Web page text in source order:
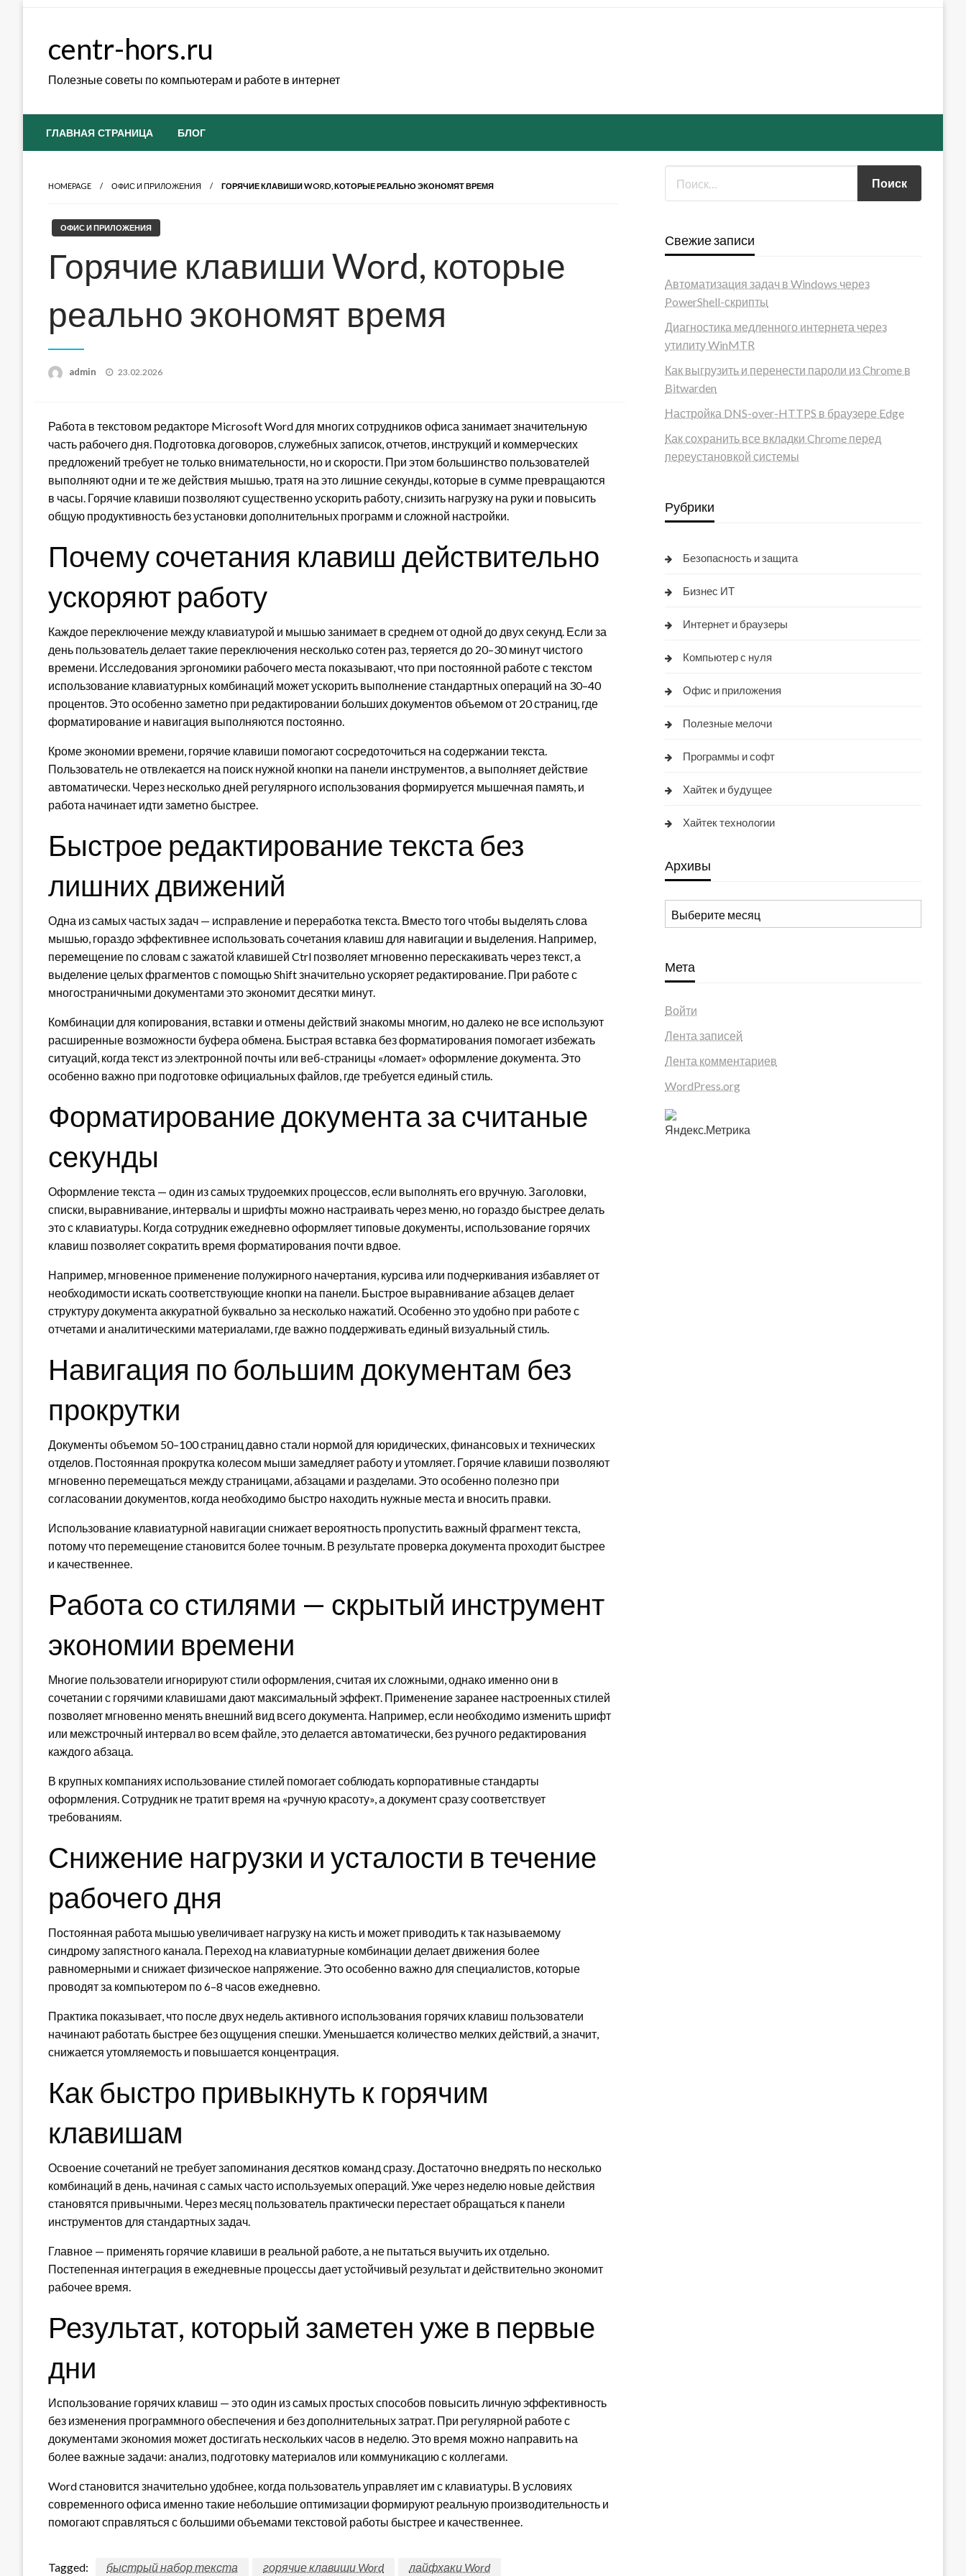
centr-hors.ru
Полезные советы по компьютерам и работе в интернет
ГЛАВНАЯ СТРАНИЦА БЛОГ
HOMEPAGE ОФИС И ПРИЛОЖЕНИЯ ГОРЯЧИЕ КЛАВИШИ WORD, КОТОРЫЕ РЕАЛЬНО ЭКОНОМЯТ ВРЕМЯ
ОФИС И ПРИЛОЖЕНИЯ
Горячие клавиши Word, которые
реально экономят время
admin
Posted
23.02.2026
Работа в текстовом редакторе Microsoft Word для многих сотрудников офиса занимает значительную
часть рабочего дня. Подготовка договоров, служебных записок, отчетов, инструкций и коммерческих
предложений требует не только внимательности, но и скорости. При этом большинство пользователей
выполняют одни и те же действия мышью, тратя на это лишние секунды, которые в сумме превращаются
в часы. Горячие клавиши позволяют существенно ускорить работу, снизить нагрузку на руки и повысить
общую продуктивность без установки дополнительных программ и сложной настройки.
Почему сочетания клавиш действительно
ускоряют работу
Каждое переключение между клавиатурой и мышью занимает в среднем от одной до двух секунд. Если за
день пользователь делает такие переключения несколько сотен раз, теряется до 20–30 минут чистого
времени. Исследования эргономики рабочего места показывают, что при постоянной работе с текстом
использование клавиатурных комбинаций может ускорить выполнение стандартных операций на 30–40
процентов. Это особенно заметно при редактировании больших документов объемом от 20 страниц, где
форматирование и навигация выполняются постоянно.
Кроме экономии времени, горячие клавиши помогают сосредоточиться на содержании текста.
Пользователь не отвлекается на поиск нужной кнопки на панели инструментов, а выполняет действие
автоматически. Через несколько дней регулярного использования формируется мышечная память, и
работа начинает идти заметно быстрее.
Быстрое редактирование текста без
лишних движений
Одна из самых частых задач — исправление и переработка текста. Вместо того чтобы выделять слова
мышью, гораздо эффективнее использовать сочетания клавиш для навигации и выделения. Например,
перемещение по словам с зажатой клавишей Ctrl позволяет мгновенно перескакивать через текст, а
выделение целых фрагментов с помощью Shift значительно ускоряет редактирование. При работе с
многостраничными документами это экономит десятки минут.
Комбинации для копирования, вставки и отмены действий знакомы многим, но далеко не все используют
расширенные возможности буфера обмена. Быстрая вставка без форматирования помогает избежать
ситуаций, когда текст из электронной почты или веб-страницы «ломает» оформление документа. Это
особенно важно при подготовке официальных файлов, где требуется единый стиль.
Форматирование документа за считаные
секунды
Оформление текста — один из самых трудоемких процессов, если выполнять его вручную. Заголовки,
списки, выравнивание, интервалы и шрифты можно настраивать через меню, но гораздо быстрее делать
это с клавиатуры. Когда сотрудник ежедневно оформляет типовые документы, использование горячих
клавиш позволяет сократить время форматирования почти вдвое.
Например, мгновенное применение полужирного начертания, курсива или подчеркивания избавляет от
необходимости искать соответствующие кнопки на панели. Быстрое выравнивание абзацев делает
структуру документа аккуратной буквально за несколько нажатий. Особенно это удобно при работе с
отчетами и аналитическими материалами, где важно поддерживать единый визуальный стиль.
Навигация по большим документам без
прокрутки
Документы объемом 50–100 страниц давно стали нормой для юридических, финансовых и технических
отделов. Постоянная прокрутка колесом мыши замедляет работу и утомляет. Горячие клавиши позволяют
мгновенно перемещаться между страницами, абзацами и разделами. Это особенно полезно при
согласовании документов, когда необходимо быстро находить нужные места и вносить правки.
Использование клавиатурной навигации снижает вероятность пропустить важный фрагмент текста,
потому что перемещение становится более точным. В результате проверка документа проходит быстрее
и качественнее.
Работа со стилями — скрытый инструмент
экономии времени
Многие пользователи игнорируют стили оформления, считая их сложными, однако именно они в
сочетании с горячими клавишами дают максимальный эффект. Применение заранее настроенных стилей
позволяет мгновенно менять внешний вид всего документа. Например, если необходимо изменить шрифт
или межстрочный интервал во всем файле, это делается автоматически, без ручного редактирования
каждого абзаца.
В крупных компаниях использование стилей помогает соблюдать корпоративные стандарты
оформления. Сотрудник не тратит время на «ручную красоту», а документ сразу соответствует
требованиям.
Снижение нагрузки и усталости в течение
рабочего дня
Постоянная работа мышью увеличивает нагрузку на кисть и может приводить к так называемому
синдрому запястного канала. Переход на клавиатурные комбинации делает движения более
равномерными и снижает физическое напряжение. Это особенно важно для специалистов, которые
проводят за компьютером по 6–8 часов ежедневно.
Практика показывает, что после двух недель активного использования горячих клавиш пользователи
начинают работать быстрее без ощущения спешки. Уменьшается количество мелких действий, а значит,
снижается утомляемость и повышается концентрация.
Как быстро привыкнуть к горячим
клавишам
Освоение сочетаний не требует запоминания десятков команд сразу. Достаточно внедрять по несколько
комбинаций в день, начиная с самых часто используемых операций. Уже через неделю новые действия
становятся привычными. Через месяц пользователь практически перестает обращаться к панели
инструментов для стандартных задач.
Главное — применять горячие клавиши в реальной работе, а не пытаться выучить их отдельно.
Постепенная интеграция в ежедневные процессы дает устойчивый результат и действительно экономит
рабочее время.
Результат, который заметен уже в первые
дни
Использование горячих клавиш — это один из самых простых способов повысить личную эффективность
без изменения программного обеспечения и без дополнительных затрат. При регулярной работе с
документами экономия может достигать нескольких часов в неделю. Это время можно направить на
более важные задачи: анализ, подготовку материалов или коммуникацию с коллегами.
Word становится значительно удобнее, когда пользователь управляет им с клавиатуры. В условиях
современного офиса именно такие небольшие оптимизации формируют реальную производительность и
помогают справляться с большими объемами текстовой работы быстрее и качественнее.
Tagged: быстрый набор текста горячие клавиши Word лайфхаки Word
Свежие записи
Автоматизация задач в Windows через
PowerShell-скрипты
Диагностика медленного интернета через
утилиту WinMTR
Как выгрузить и перенести пароли из Chrome в
Bitwarden
Настройка DNS-over-HTTPS в браузере Edge
Как сохранить все вкладки Chrome перед
переустановкой системы
Рубрики
Безопасность и защита
Бизнес ИТ
Интернет и браузеры
Компьютер с нуля
Офис и приложения
Полезные мелочи
Программы и софт
Хайтек и будущее
Хайтек технологии
Архивы
Архивы
Мета
Войти
Лента записей
Лента комментариев
WordPress.org